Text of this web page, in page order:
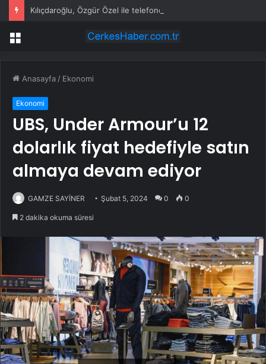
Kılıçdaroğlu, Özgür Özel ile telefonda görüştü
Menü
Anasayfa / Ekonomi
Ekonomi
UBS, Under Armour’u 12
dolarlık fiyat hedefiyle satın
almaya devam ediyor
GAMZE SAYİNER Şubat 5, 2024 0 0
2 dakika okuma süresi